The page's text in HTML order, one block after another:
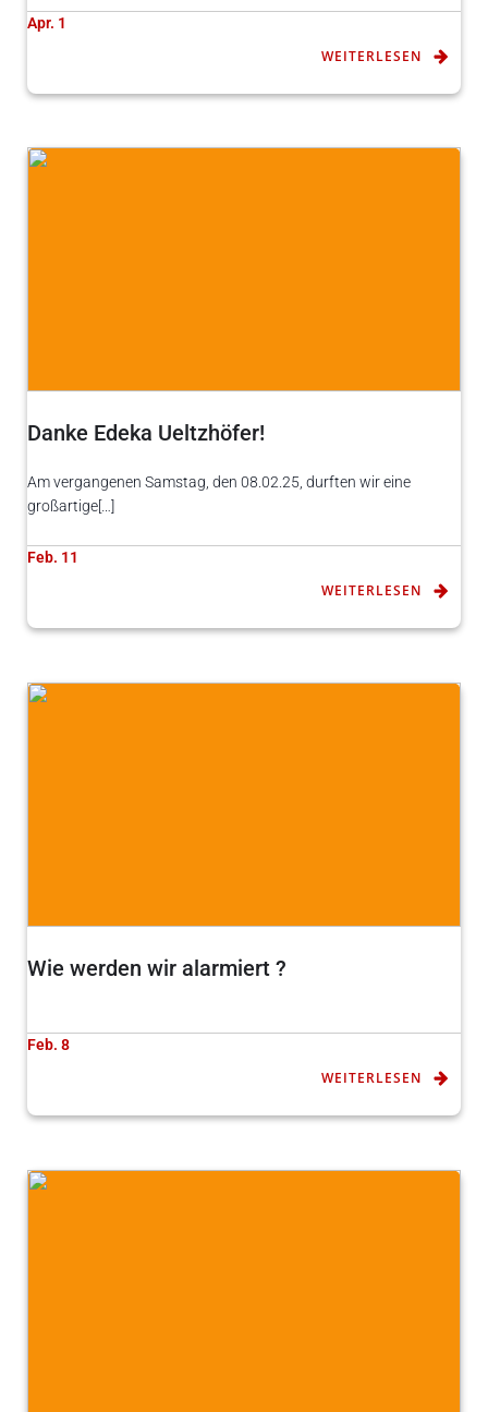
Apr. 1
WEITERLESEN
Danke Edeka Ueltzhöfer!
Am vergangenen Samstag, den 08.02.25, durften wir eine
großartige[…]
Feb. 11
WEITERLESEN
Wie werden wir alarmiert ?
Feb. 8
WEITERLESEN